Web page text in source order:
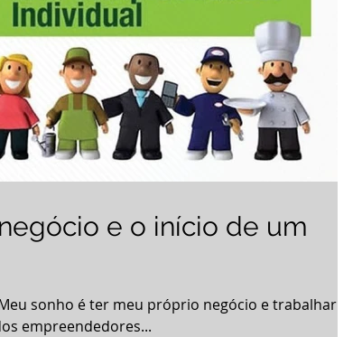
e o início de um
sonho é ter meu próprio negócio e trabalhar
empreendedores...